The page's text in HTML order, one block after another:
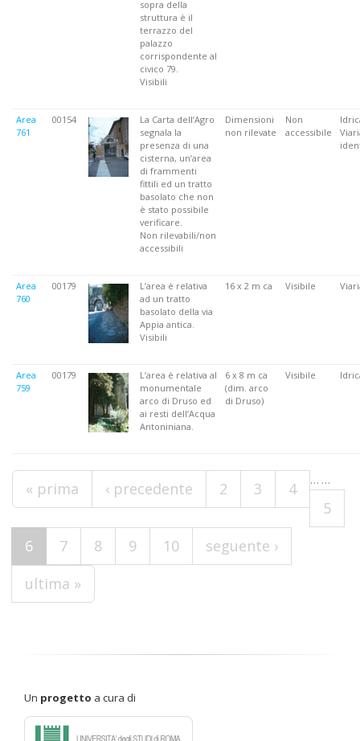
sopra della
struttura è il
terrazzo del
palazzo
corrispondente al
civico 79.
Visibili
Area
761
00154
La Carta dell’Agro
segnala la
presenza di una
cisterna, un’area
di frammenti
fittili ed un tratto
basolato che non
è stato possibile
verificare.
Non rilevabili/non
accessibili
Dimensioni
non rilevate
Non
accessibile
Area
760
00179
L’area è relativa
ad un tratto
basolato della via
Appia antica.
Visibili
16 x 2 m ca Visibile
Area
759
00179
L’area è relativa al
monumentale
arco di Druso ed
ai resti dell’Acqua
Antoniniana.
6 x 8 m ca
(dim. arco
di Druso)
Visibile
Pagine
« prima ‹ precedente …
2 3
4
5
6
7 8 9 10
…
seguente ›
ultima »
Un progetto a cura di